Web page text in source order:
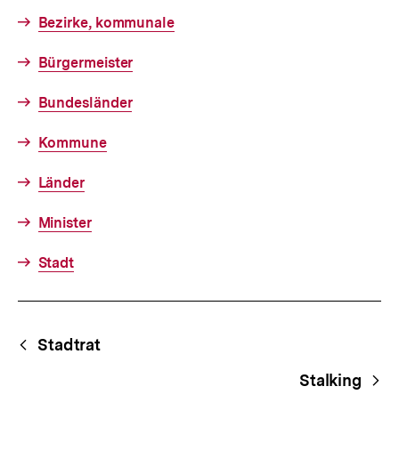
Bezirke, kommunale
Bürgermeister
Bundesländer
Kommune
Länder
Minister
Stadt
Begriffsnavigation
Content-
Navigation
Stadtrat
Stalking